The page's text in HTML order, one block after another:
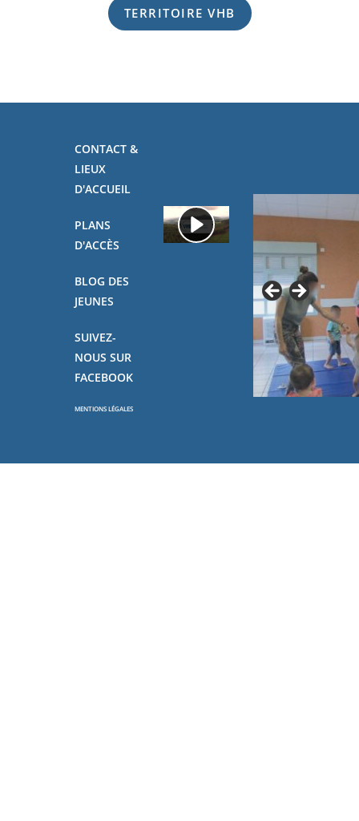
TERRITOIRE VHB
CONTACT &
LIEUX
D'ACCUEIL
PLANS
D'ACCÈS
BLOG DES
JEUNES
SUIVEZ-
NOUS SUR
FACEBOOK
MENTIONS LÉGALES